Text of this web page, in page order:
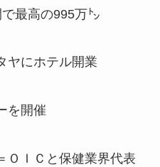
最高の995万㌧
ヤにホテル開業
を開催
ＯＩＣと保健業界代表